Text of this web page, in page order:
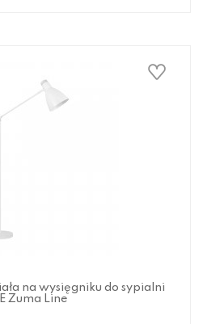
na wysięgniku do sypialni
Zuma Line